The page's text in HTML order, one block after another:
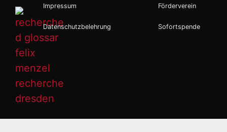
Impressum
Datenschutzbelehrung
Förderverein
Sofortspende